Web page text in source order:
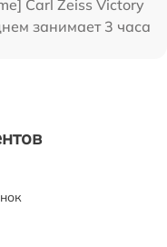
Carl Zeiss Victory
занимает 3 часа